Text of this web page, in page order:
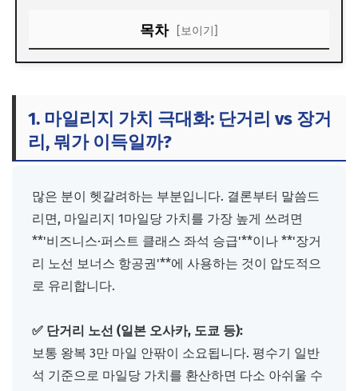
목차 [보이기]
3. 일상에서 숨 쉬듯 마일리지 모으는 '테크닉'
1. 마일리지 가치 극대화: 단거리 vs 장거
리, 뭐가 이득일까?
많은 분이 헷갈려하는 부분입니다. 결론부터 말씀드
리면, 마일리지 1마일당 가치를 가장 높게 쓰려면
**'비즈니스·퍼스트 클래스 좌석 승급'**이나 **'장거
리 노선 보너스 항공권'**에 사용하는 것이 압도적으
로 유리합니다.
✅ 단거리 노선 (일본 오사카, 도쿄 등):
보통 왕복 3만 마일 안팎이 소요됩니다. 평수기 일반
석 기준으로 마일당 가치를 환산하면 다소 아쉬울 수